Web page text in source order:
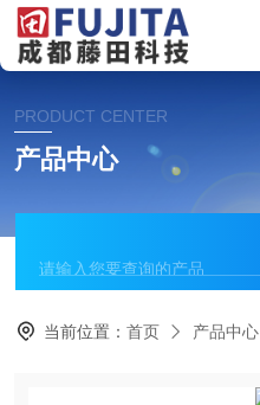
PRODUCT CENTER
产品中心
当前位置：首页 产品中心